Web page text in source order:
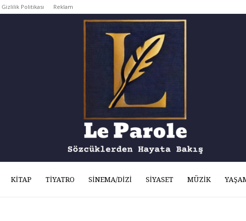
Gizlilik Politikası Reklam
KITAP TIYATRO SINEMA/DIZI SIYASET MÜZIK